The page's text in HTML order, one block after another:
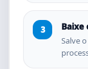
Baixe
Salve